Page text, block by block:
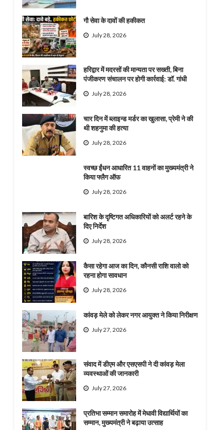
गौ सेवा के दावों की हकीकत
July 28, 2026
हरिद्वार में मदरसों की मान्यता पर सख्ती, बिना
पंजीकरण संचालन पर होगी कार्रवाई: डॉ. गांधी
July 28, 2026
चार दिन में ब्लाइन्ड मर्डर का खुलासा, प्रेमी ने की
थी शहनुमा की हत्या
July 28, 2026
स्वच्छ ईंधन आधारित 11 वाहनों का मुख्यमंत्री ने
किया फ्लैग ऑफ
July 28, 2026
बारिश के दृष्टिगत अधिकारियों को अलर्ट रहने के
दिए निर्देश
July 28, 2026
कैसा रहेगा आज का दिन, कौनसी राशि वालो को
रहना होगा सावधान
July 28, 2026
कांवड़ मेले को लेकर नगर आयुक्त ने किया निरीक्षण
July 27, 2026
संवाद में डीएम और एसएसपी ने दी कांवड़ मेला
व्यवस्थाओं की जानकारी
July 27, 2026
प्रतिभा सम्मान समारोह में मेधावी विद्यार्थियों का
सम्मान, मुख्यमंत्री ने बढ़ाया उत्साह